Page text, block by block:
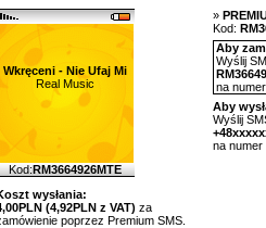
Wkręceni - Nie Ufaj Mi
Real Music
Kod:RM3664926MTE
wysłania:
(4,92PLN z VAT) za
poprzez Premium SMS.
»
Kod:
Aby
Wyślij
na
Aby
Wyślij
na numer